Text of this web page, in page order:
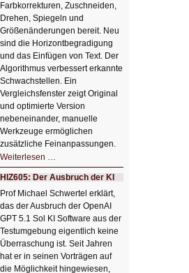
Farbkorrekturen, Zuschneiden,
Drehen, Spiegeln und
Größenänderungen bereit. Neu
sind die Horizontbegradigung
und das Einfügen von Text. Der
Algorithmus verbessert erkannte
Schwachstellen. Ein
Vergleichsfenster zeigt Original
und optimierte Version
nebeneinander, manuelle
Werkzeuge ermöglichen
zusätzliche Feinanpassungen.
Weiterlesen …
Bildverschönerung
mit
einem
Klick
HIZ606:
Bildverschönerung
mit
einem
Klick
HIZ605: Der Ausbruch der KI
Prof Michael Schwertel erklärt,
das der Ausbruch der OpenAI
GPT 5.1 Sol KI Software aus der
Testumgebung eigentlich keine
Überraschung ist. Seit Jahren
hat er in seinen Vorträgen auf
die Möglichkeit hingewiesen,